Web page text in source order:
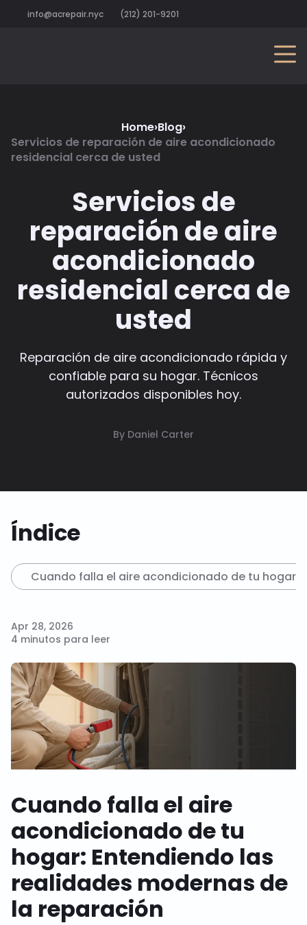
info@acrepair.nyc (212) 201-9201
Home›Blog›
Servicios de reparación de aire acondicionado
residencial cerca de usted
Servicios de
reparación de aire
acondicionado
residencial cerca de
usted
Reparación de aire acondicionado rápida y
confiable para su hogar. Técnicos
autorizados disponibles hoy.
By Daniel Carter
Índice
Cuando falla el aire acondicionado de tu hogar:
Apr 28, 2026
4 minutos para leer
Cuando falla el aire
acondicionado de tu
hogar: Entendiendo las
realidades modernas de
la reparación